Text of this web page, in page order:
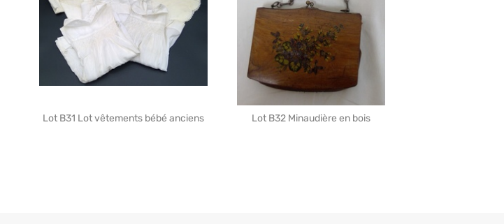
Lot B31 Lot vêtements bébé anciens Lot B32 Minaudière en bois